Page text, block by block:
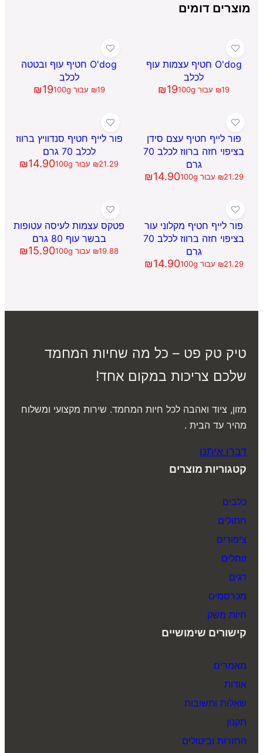
מוצרים דומים
O'dog חטיף עצמות עוף
לכלב
₪19 ₪19 עבור 100g
O'dog חטיף עוף ובטטה
לכלב
₪19 ₪19 עבור 100g
פור לייף חטיף עצם סידן
בציפוי חזה ברווז לכלב 70
גרם
₪14.90 ₪21.29 עבור 100g
פור לייף חטיף סנדוויץ ברווז
לכלב 70 גרם
₪14.90 ₪21.29 עבור 100g
פור לייף חטיף מקלוני עור
בציפוי חזה ברווז לכלב 70
גרם
₪14.90 ₪21.29 עבור 100g
פטקס עצמות לעיסה עטופות
בבשר עוף 80 גרם
₪15.90 ₪19.88 עבור 100g
טיק טק פט – כל מה שחיות המחמד
שלכם צריכות במקום אחד!
מזון, ציוד ואהבה לכל חיות המחמד. שירות מקצועי ומשלוח
מהיר עד הבית .
דברו איתנו
קטגוריות מוצרים
כלבים
חתולים
ציפורים
זוחלים
דגים
מכרסמים
חיות משק
קישורים שימושיים
מאמרים
אודות
שאלות ותשובות
תקנון
החזרות וביטולים